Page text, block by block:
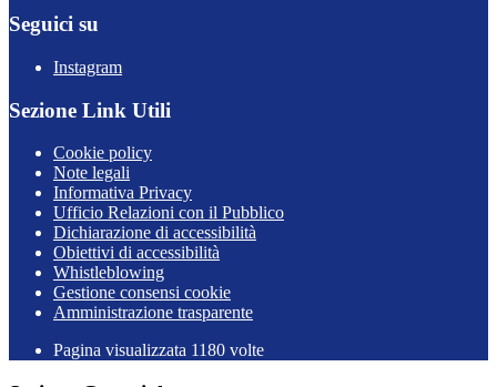
Seguici su
Instagram
Sezione Link Utili
Cookie policy
Note legali
Informativa Privacy
Ufficio Relazioni con il Pubblico
Dichiarazione di accessibilità
Obiettivi di accessibilità
Whistleblowing
Gestione consensi cookie
Amministrazione trasparente
Pagina visualizzata 1180 volte